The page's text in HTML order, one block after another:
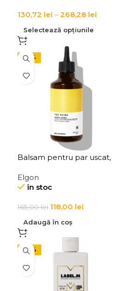
130,72 lei – 268,28 lei
Selectează opțiunile
-28%
Balsam pentru par uscat,
Water
Elgon
în stoc
165,00lei 118,00 lei
Adaugă în coș
-20%